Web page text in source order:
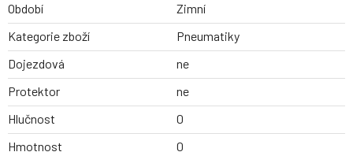
Období
Zimní
Kategorie zboží
Pneumatiky
Dojezdová
ne
Protektor
ne
Hlučnost
0
Hmotnost
0